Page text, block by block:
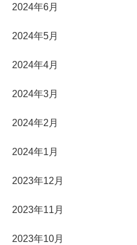
2024年6月
2024年5月
2024年4月
2024年3月
2024年2月
2024年1月
2023年12月
2023年11月
2023年10月